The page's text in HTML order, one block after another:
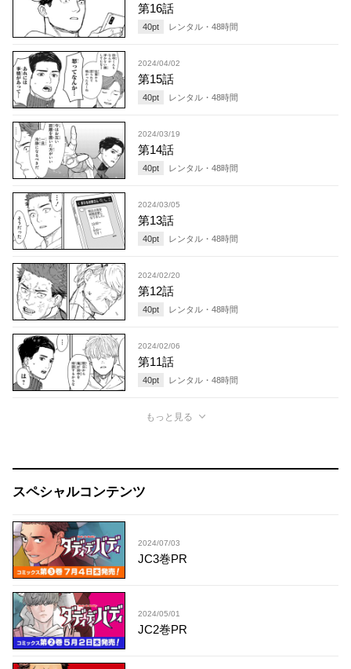
第16話
40pt レンタル・ 48時間
2024/04/02
第15話
40pt レンタル・ 48時間
2024/03/19
第14話
40pt レンタル・ 48時間
2024/03/05
第13話
40pt レンタル・ 48時間
2024/02/20
第12話
40pt レンタル・ 48時間
2024/02/06
第11話
40pt レンタル・ 48時間
もっと見る
スペシャルコンテンツ
2024/07/03
JC3巻PR
2024/05/01
JC2巻PR